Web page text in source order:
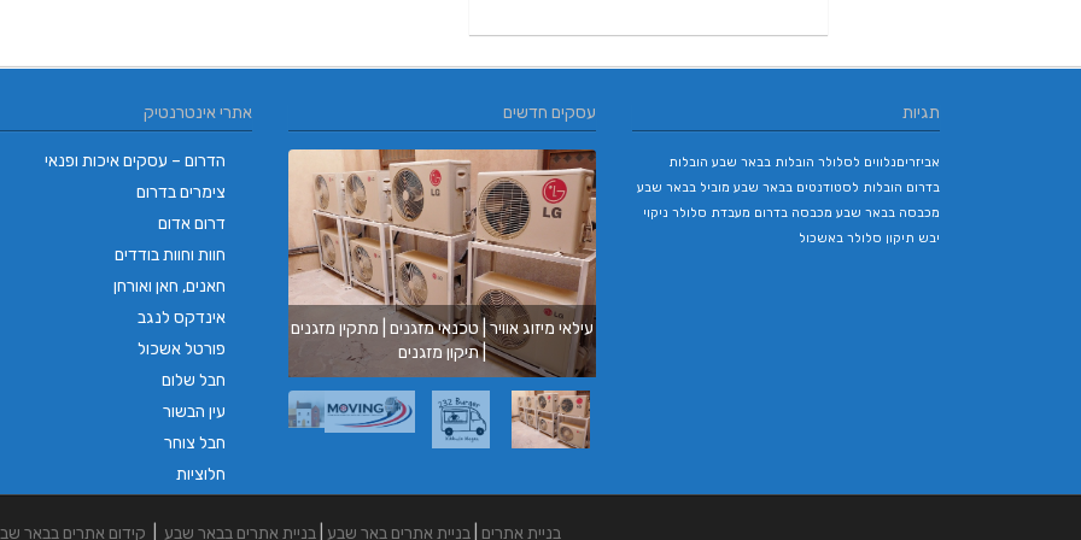
אתרי אינטרנטיק
הדרום – עסקים איכות ופנאי
צימרים בדרום
דרום אדום
חוות וחוות בודדים
חאנים, חאן ואורחן
אינדקס לנגב
פורטל אשכול
חבל שלום
עין הבשור
חבל צוחר
חלוציות
עסקים חדשים
עילאי מיזוג אוויר | טכנאי מזגנים | מתקין מזגנים
| תיקון מזגנים
תגיות
אביזריםנלווים לסלולר הובלות בבאר שבע הובלות
בדרום הובלות לסטודנטים בבאר שבע מוביל בבאר שבע
מכבסה בבאר שבע מכבסה בדרום מעבדת סלולר ניקוי
יבש תיקון סלולר באשכול
בניית אתרים בניית אתרים באר שבע בניית אתרים בבאר שבע קידום אתרים בבאר